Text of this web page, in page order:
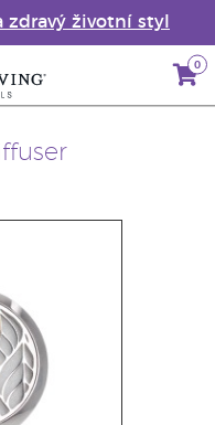
zdravý životní styl
0